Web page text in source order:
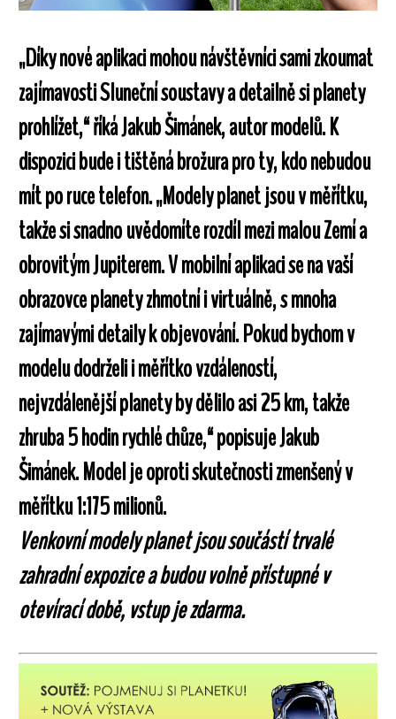
„Díky nové aplikaci mohou návštěvníci sami zkoumat
zajímavosti Sluneční soustavy a detailně si planety
prohlížet,“ říká Jakub Šimánek, autor modelů. K
dispozici bude i tištěná brožura pro ty, kdo nebudou
mít po ruce telefon. „Modely planet jsou v měřítku,
takže si snadno uvědomíte rozdíl mezi malou Zemí a
obrovitým Jupiterem. V mobilní aplikaci se na vaší
obrazovce planety zhmotní i virtuálně, s mnoha
zajímavými detaily k objevování. Pokud bychom v
modelu dodrželi i měřítko vzdáleností,
nejvzdálenější planety by dělilo asi 25 km, takže
zhruba 5 hodin rychlé chůze,“ popisuje Jakub
Šimánek. Model je oproti skutečnosti zmenšený v
měřítku 1:175 milionů.
Venkovní modely planet jsou součástí trvalé
zahradní expozice a budou volně přístupné v
otevírací době, vstup je zdarma.